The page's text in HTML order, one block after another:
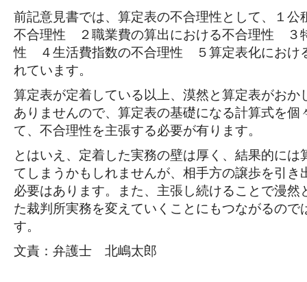
前記意見書では、算定表の不合理性として、１公
不合理性 ２職業費の算出における不合理性 ３
性 ４生活費指数の不合理性 ５算定表化におけ
れています。
算定表が定着している以上、漠然と算定表がおか
ありませんので、算定表の基礎になる計算式を個
て、不合理性を主張する必要が有ります。
とはいえ、定着した実務の壁は厚く、結果的には
てしまうかもしれませんが、相手方の譲歩を引き
必要はあります。また、主張し続けることで漫然
た裁判所実務を変えていくことにもつながるので
す。
文責：弁護士 北嶋太郎